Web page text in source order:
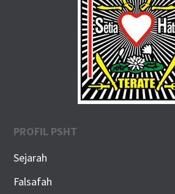
PROFIL PSHT
Sejarah
Falsafah